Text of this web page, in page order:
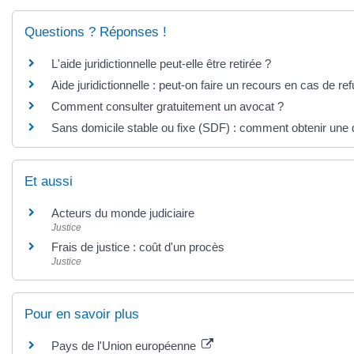
Questions ? Réponses !
L'aide juridictionnelle peut-elle être retirée ?
Aide juridictionnelle : peut-on faire un recours en cas de
Comment consulter gratuitement un avocat ?
Sans domicile stable ou fixe (SDF) : comment obtenir une
Et aussi
Acteurs du monde judiciaire
Justice
Frais de justice : coût d'un procès
Justice
Pour en savoir plus
Pays de l'Union européenne